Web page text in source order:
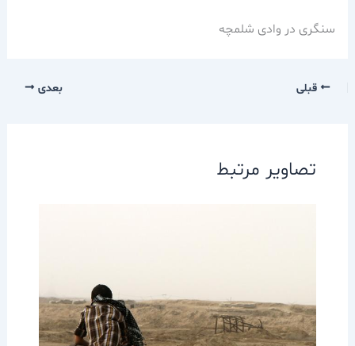
سنگری در وادی شلمچه
قبلی بعدی
تصاویر مرتبط